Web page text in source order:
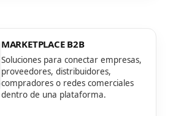
MARKETPLACE B2B
Soluciones para conectar empresas,
proveedores, distribuidores,
compradores o redes comerciales
dentro de una plataforma.